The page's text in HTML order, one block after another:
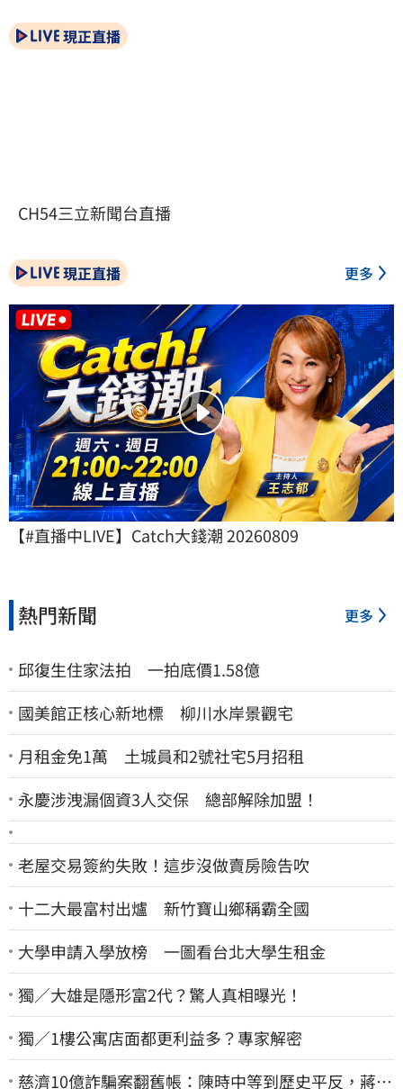
現正直播
CH54三立新聞台直播
現正直播 更多
【#直播中LIVE】Catch大錢潮 20260809
熱門新聞 更多
邱復生住家法拍 一拍底價1.58億
國美館正核心新地標 柳川水岸景觀宅
月租金免1萬 土城員和2號社宅5月招租
永慶涉洩漏個資3人交保 總部解除加盟！
老屋交易簽約失敗！這步沒做賣房險告吹
十二大最富村出爐 新竹寶山鄉稱霸全國
大學申請入學放榜 一圖看台北大學生租金
獨／大雄是隱形富2代？驚人真相曝光！
獨／1樓公寓店面都更利益多？專家解密
慈濟10億詐騙案翻舊帳：陳時中等到歷史平反，蔣萬